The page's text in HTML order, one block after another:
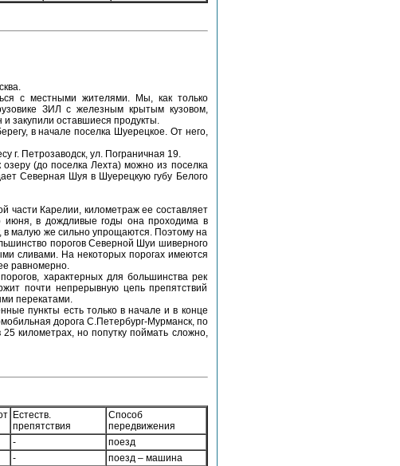
с местными жителями. Мы, как только
ЗИЛ с железным крытым кузовом,
закупили оставшиеся продукты.
в начале поселка Шуерецкое. От него,
ул. Пограничная 19.
(до поселка Лехта) можно из поселка
Северная Шуя в Шуерецкую губу Белого
части Карелии, километраж ее составляет
июня, в дождливые годы она проходима в
в малую же сильно упрощаются. Поэтому на
порогов Северной Шуи шиверного
сливами. На некоторых порогах имеются
равномерно.
характерных для большинства рек
почти непрерывную цепь препятствий
перекатами.
пункты есть только в начале и в конце
дорога С.Петербург-Мурманск, по
километрах, но попутку поймать сложно,
Естеств.
препятствия
Способ
передвижения
-
поезд
-
поезд – машина